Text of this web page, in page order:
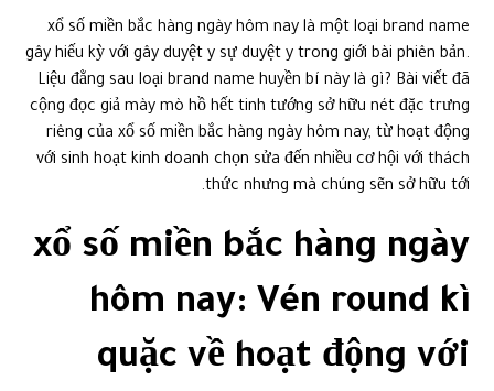
xổ số miền bắc hàng ngày hôm nay là một loại brand name
gây hiếu kỳ với gây duyệt y sự duyệt y trong giới bài phiên bản.
Liệu đằng sau loại brand name huyền bí này là gì? Bài viết đã
cộng đọc giả mày mò hồ hết tinh tướng sở hữu nét đặc trưng
riêng của xổ số miền bắc hàng ngày hôm nay, từ hoạt động
với sinh hoạt kinh doanh chọn sửa đến nhiều cơ hội với thách
thức nhưng mà chúng sẽn sở hữu tới.
xổ số miền bắc hàng ngày
hôm nay: Vén round kì
quặc về hoạt động với